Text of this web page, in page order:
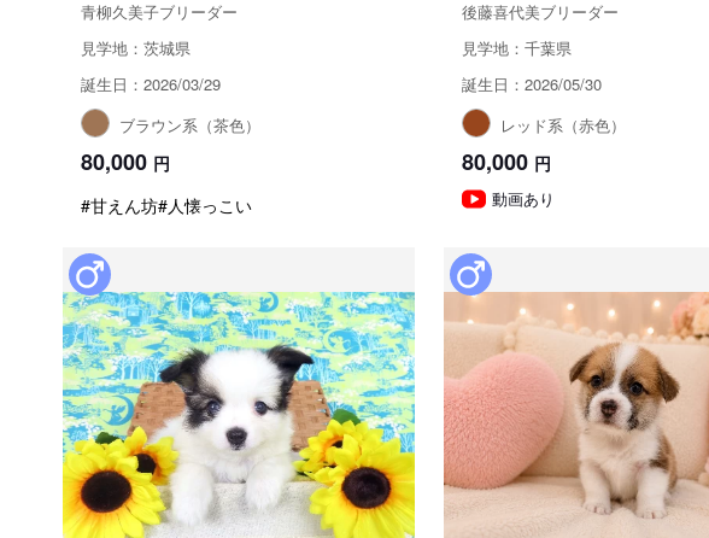
青柳久美子ブリーダー
見学地：茨城県
誕生日：2026/03/29
ブラウン系（茶色）
80,000 円
#甘えん坊#人懐っこい
後藤喜代美ブリーダー
見学地：千葉県
誕生日：2026/05/30
レッド系（赤色）
80,000 円
動画あり